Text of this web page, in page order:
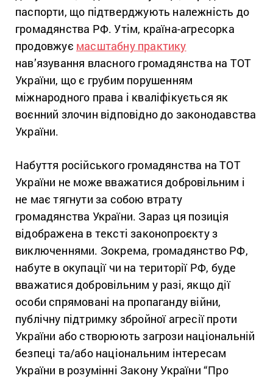
паспорти, що підтверджують належність до
громадянства РФ. Утім, країна-агресорка
продовжує масштабну практику
нав’язування власного громадянства на ТОТ
України, що є грубим порушенням
міжнародного права і кваліфікується як
воєнний злочин відповідно до законодавства
України.
Набуття російського громадянства на ТОТ
України не може вважатися добровільним і
не має тягнути за собою втрату
громадянства України. Зараз ця позиція
відображена в тексті законопроєкту з
виключеннями. Зокрема, громадянство РФ,
набуте в окупації чи на території РФ, буде
вважатися добровільним у разі, якщо дії
особи спрямовані на пропаганду війни,
публічну підтримку збройної агресії проти
України або створюють загрози національній
безпеці та/або національним інтересам
України в розумінні Закону України “Про